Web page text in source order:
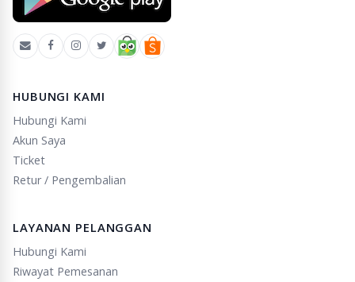
HUBUNGI KAMI
Hubungi Kami
Akun Saya
Ticket
Retur / Pengembalian
LAYANAN PELANGGAN
Hubungi Kami
Riwayat Pemesanan